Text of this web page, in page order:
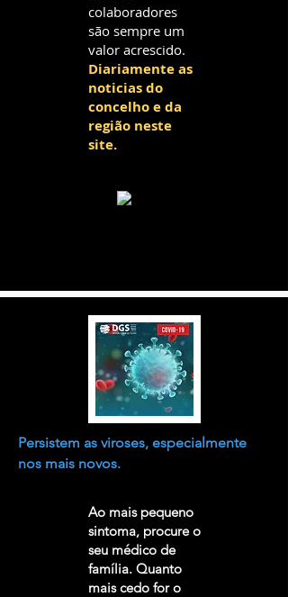
colaboradores
são sempre um
valor acrescido.
Diariamente as
noticias do
concelho e da
região neste
site.
Persistem as viroses, especialmente
nos mais novos.
Ao mais pequeno
sintoma, procure o
seu médico de
família. Quanto
mais cedo for o